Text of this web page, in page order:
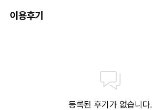
이용후기
등록된 후기가 없습니다.